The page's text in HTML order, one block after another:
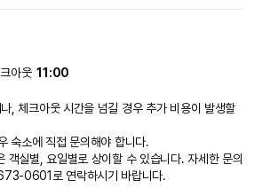
칫솔 등)은 제공되지 않으며, 일회용품이 필요 할
및 자동 판매기에서 구매 가능합니다.
량(디스펜서) 제품으로 제공 됩니다.
이 호텔에는 무료 무선 인터넷, 아케이드/게임룸,
에 들러 점심 식사를 즐겨보세요. 이용 가능한
커피숍/카페 및 룸서비스(이용 시간 제한) 등이 있
매일 07:00 ~ 10:00에 유료로 이용하실 수 있습
아웃 11:00
, 체크아웃 시간을 넘길 경우 추가 비용이 발생할
숙소에 직접 문의해야 합니다.
객실별, 요일별로 상이할 수 있습니다. 자세한 문의
0601 로 연락하시기 바랍니다.